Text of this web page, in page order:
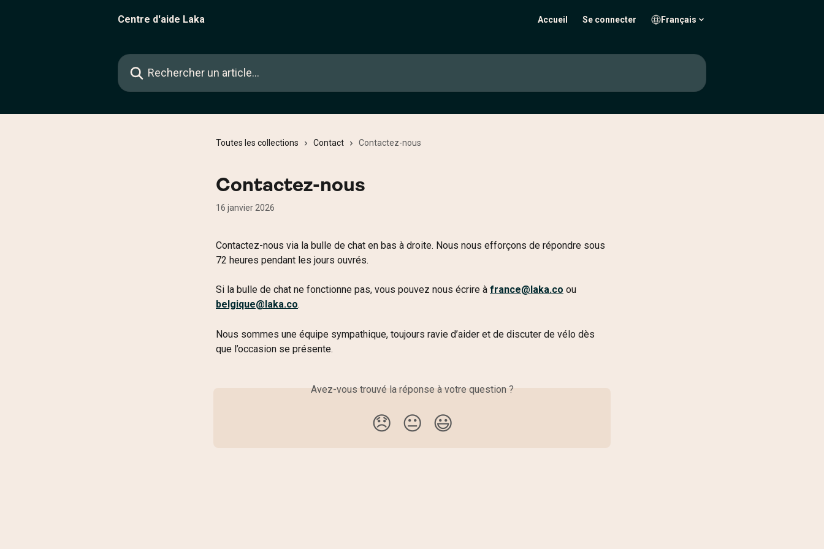
Centre d'aide Laka
Accueil Se connecter Français
Rechercher un article...
Toutes les collections Contact Contactez-nous
Contactez-nous
16 janvier 2026
Contactez-nous via la bulle de chat en bas à droite. Nous nous efforçons de répondre sous
72 heures pendant les jours ouvrés.
Si la bulle de chat ne fonctionne pas, vous pouvez nous écrire à france@laka.co ou
belgique@laka.co.
Nous sommes une équipe sympathique, toujours ravie d’aider et de discuter de vélo dès
que l’occasion se présente.
Avez-vous trouvé la réponse à votre question ?
😞 😐 😃